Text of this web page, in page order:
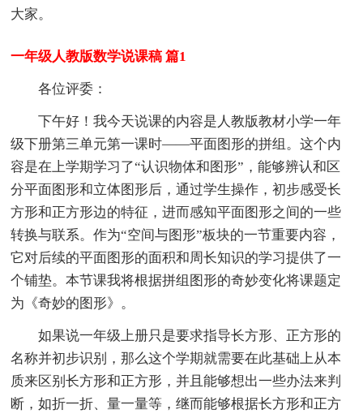
大家。
一年级人教版数学说课稿 篇1
各位评委：
下午好！我今天说课的内容是人教版教材小学一年
级下册第三单元第一课时——平面图形的拼组。这个内
容是在上学期学习了“认识物体和图形”，能够辨认和区
分平面图形和立体图形后，通过学生操作，初步感受长
方形和正方形边的特征，进而感知平面图形之间的一些
转换与联系。作为“空间与图形”板块的一节重要内容，
它对后续的平面图形的面积和周长知识的学习提供了一
个铺垫。本节课我将根据拼组图形的奇妙变化将课题定
为《奇妙的图形》。
如果说一年级上册只是要求指导长方形、正方形的
名称并初步识别，那么这个学期就需要在此基础上从本
质来区别长方形和正方形，并且能够想出一些办法来判
断，如折一折、量一量等，继而能够根据长方形和正方